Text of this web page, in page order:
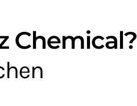
Chemical?